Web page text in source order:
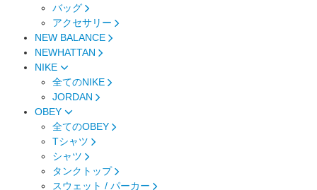
バッグ
アクセサリー
NEW BALANCE
NEWHATTAN
NIKE
全てのNIKE
JORDAN
OBEY
全てのOBEY
Tシャツ
シャツ
タンクトップ
スウェット / パーカー